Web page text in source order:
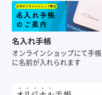
名入れ手帳
オンラインショップにて手帳
に名前が入れられます